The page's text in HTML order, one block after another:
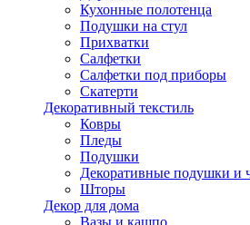
Кухонные полотенца
Подушки на стул
Прихватки
Салфетки
Салфетки под приборы
Скатерти
Декоративный текстиль
Ковры
Пледы
Подушки
Декоративные подушки и
Шторы
Декор для дома
Вазы и кашпо